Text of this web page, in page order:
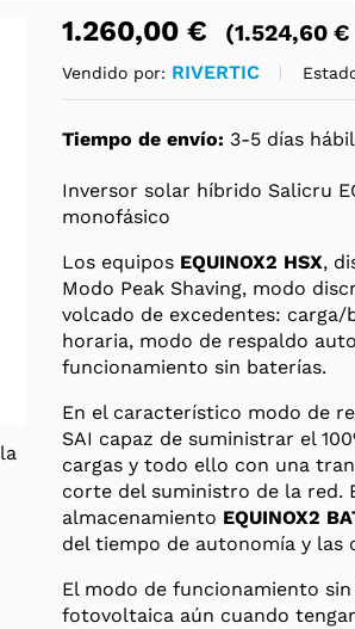
1.260,00€ (1.524,60€
Vendido por: RIVERTIC
Tiempo de envío: 3-5 días
Inversor solar híbrido Salicru
monofásico
Los equipos EQUINOX2 HSX,
Modo Peak Shaving, modo
volcado de excedentes:
horaria, modo de respaldo
funcionamiento sin baterías.
En el característico modo de
SAI capaz de suministrar el
cargas y todo ello con una
corte del suministro de la red.
almacenamiento EQUINOX2
del tiempo de autonomía y las
El modo de funcionamiento
fotovoltaica aún cuando